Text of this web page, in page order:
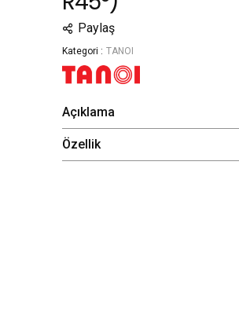
Paylaş
Kategori : TANOI
Açıklama
Özellik